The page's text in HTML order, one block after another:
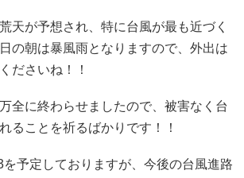
天が予想され、特に台風が最も近づく
の朝は暴風雨となりますので、外出は
ださいね！！
全に終わらせましたので、被害なく台
ることを祈るばかりです！！
を予定しておりますが、今後の台風進路